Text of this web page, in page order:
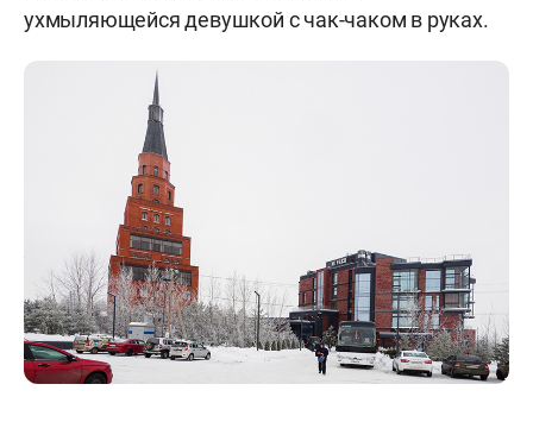
ухмыляющейся девушкой с чак-чаком в руках.